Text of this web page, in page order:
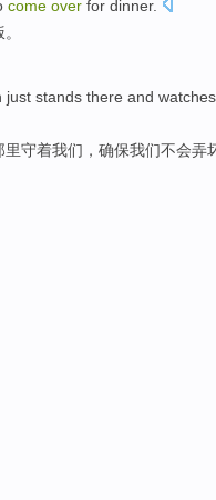
come over for dinner.
just stands there and
守着我们，确保我们不会弄